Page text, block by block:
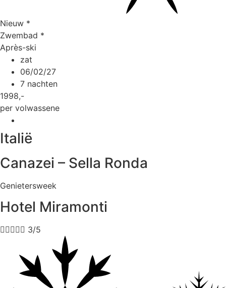
Nieuw *
Zwembad *
Après-ski
zat
06/02/27
7 nachten
1998,-
per volwassene
Italië
Canazei – Sella Ronda
Genietersweek
Hotel Miramonti
 3/5